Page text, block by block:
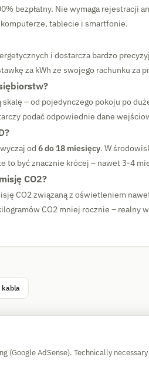
bezpłatny. Nie wymaga rejestracji
tablecie i smartfonie.
i dostarcza bardzo
za kWh ze swojego rachunku za
– od pojedynczego pokoju po
podać odpowiednie dane
od 6 do 18 miesięcy. W
to być znacznie krócej – nawet 3-4
CO2?
CO2 związaną z oświetleniem
CO2 mniej rocznie – realny
| Terms | 🍪 Cookies
(Google AdSense). Technically